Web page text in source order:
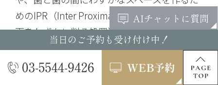
めのIPR（Inter Proximal Reduction：歯の側
面をわずかに削る処置）などの処置が行われ
ることもあります。これらの診察や処置を通
じて、治療が順調に進んでいるかをチェック
し、次のステップへと確実に進めていくこと
当日のご予約も受け付け中！